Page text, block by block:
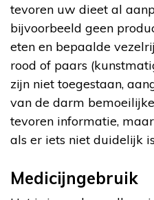
tevoren uw dieet al
bijvoorbeeld geen
eten en bepaalde
rood of paars
zijn niet toegestaan,
van de darm
tevoren informatie,
als er iets niet duidelijk
Medicijngebruik